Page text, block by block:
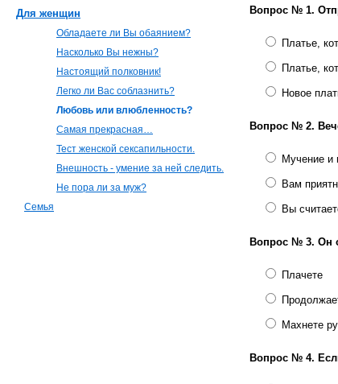
Для женщин
Обладаете ли Вы обаянием?
Насколько Вы нежны?
Настоящий полковник!
Легко ли Вас соблазнить?
Любовь или влюбленность?
Самая прекрасная…
Тест женской сексапильности.
Внешность - умение за ней следить.
Не пора ли за муж?
Семья
Вопрос № 1.
Платье,
Платье,
Новое
Вопрос № 2.
Мучение и
Вам
Вы
Вопрос № 3. Он
Плачете
Махнете
Вопрос № 4.